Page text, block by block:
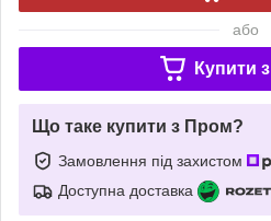
або
Купити з
Що таке купити з Пром?
Замовлення під захистом
Доступна доставка